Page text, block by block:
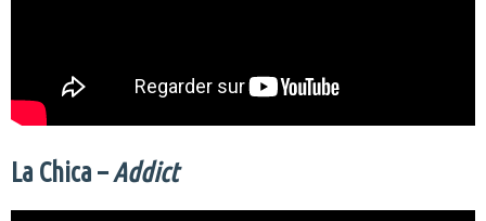
La Chica –Addict